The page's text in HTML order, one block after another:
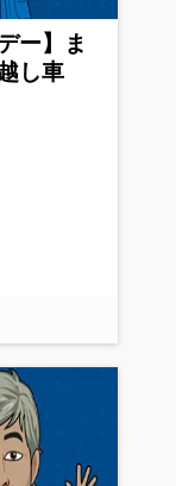
ー】ま
し車